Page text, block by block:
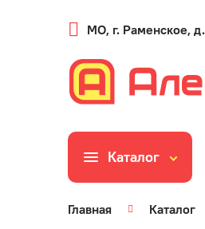
МО, г. Раменское,
Каталог
Главная Каталог